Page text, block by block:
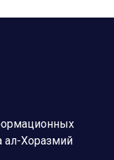
ал-Хоразмий